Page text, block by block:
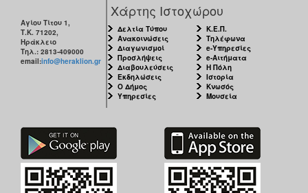
Αγίου Τίτου 1,
Τ.Κ. 71202,
Ηράκλειο
Τηλ.: 2813-409000
email:info@heraklion.gr
Χάρτης Ιστοχώρου
Δελτία Τύπου
Ανακοινώσεις
Διαγωνισμοί
Προσλήψεις
Διαβουλεύσεις
Εκδηλώσεις
Ο Δήμος
Υπηρεσίες
Κ.Ε.Π.
Τηλέφωνα
e-Υπηρεσίες
e-Αιτήματα
Η Πόλη
Ιστορία
Κνωσός
Μουσεία